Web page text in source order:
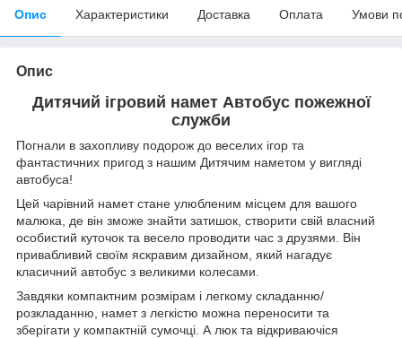
Опис Характеристики Доставка Оплата Умови
Опис
Дитячий ігровий намет Автобус пожежної
служби
Погнали в захопливу подорож до веселих ігор та
фантастичних пригод з нашим Дитячим наметом у вигляді
автобуса!
Цей чарівний намет стане улюбленим місцем для вашого
малюка, де він зможе знайти затишок, створити свій власний
особистий куточок та весело проводити час з друзями. Він
привабливий своїм яскравим дизайном, який нагадує
класичний автобус з великими колесами.
Завдяки компактним розмірам і легкому складанню/
розкладанню, намет з легкістю можна переносити та
зберігати у компактній сумочці. А люк та відкриваючіся